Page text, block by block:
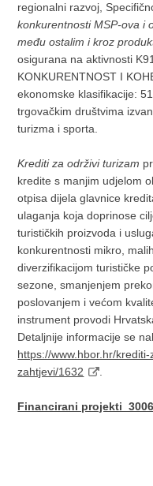
regionalni razvoj,
konkurentnosti MSP-ova i
među ostalim i kroz
osigurana na aktivnosti
KONKURENTNOST I
ekonomske klasifikacije:
trgovačkim društvima
turizma i sporta.
Krediti za održivi turizam
kredite s manjim udjelom
otpisa dijela glavnice
ulaganja koja doprinose
turističkih proizvoda i
konkurentnosti mikro,
diverzifikacijom turističke
sezone, smanjenjem
poslovanjem i većom
instrument provodi
Detaljnije informacije se
https://www.hbor.hr/
zahtjevi/1632
Financirani